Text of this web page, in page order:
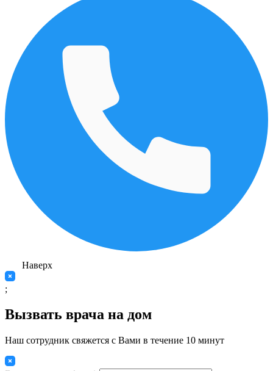
Наверх
;
Вызвать врача на дом
Наш сотрудник свяжется с Вами в течение 10 минут